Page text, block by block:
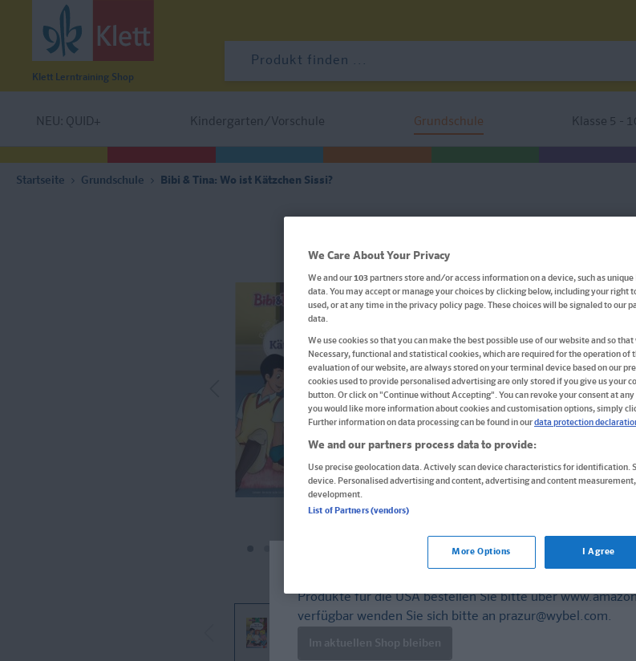
Klett Lerntraining Shop
NEU: QUID+ Kindergarten/Vorschule Grundschule Klasse 5 -
Startseite Grundschule Bibi & Tina: Wo ist Kätzchen Sissi?
Bibi & Tina: Wo ist
Erstlesen 2. Klasse, ab 7 Jahren
Format: 15,7 x 22,7 cm, 40 Seiten
ISBN: 978-3-12-949733-3
10,40 CHF
Sofort lieferbar
Lieferung bei Online-Bestellwert ab
Produkte für die USA bestellen Sie bitte über
verfügbar wenden Sie sich bitte an prazur@wybel.com.
Im aktuellen Shop bleiben
We Care About Your Privacy
We and our103partners store and/or access information on a device, such as unique
data. You may accept or manage your choices by clicking below, including your
used, or at any time in the privacy policy page. These choices will be signaled to our
data.
We use cookies so that you can make the best possible use of our website and so
Necessary, functional and statistical cookies, which are required for the operation of
evaluation of our website, are always stored on your terminal device based on our
cookies used to provide personalised advertising are only stored if you give us your
button. Or click on "Continue without Accepting". You can revoke your consent at
you would like more information about cookies and customisation options, simply
Further information on data processing can be found in ourdata protection
We and our partners process data to provide:
Use precise geolocation data. Actively scan device characteristics for identification.
device. Personalised advertising and content, advertising and content
development.
List of Partners (vendors)
I Agree
More Options